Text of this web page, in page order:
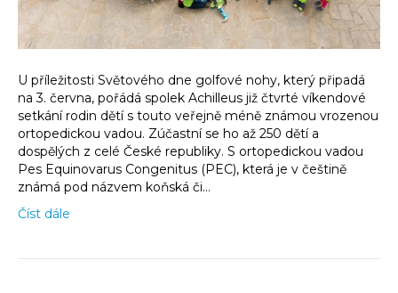
U příležitosti Světového dne golfové nohy, který připadá
na 3. června, pořádá spolek Achilleus již čtvrté víkendové
setkání rodin dětí s touto veřejně méně známou vrozenou
ortopedickou vadou. Zúčastní se ho až 250 dětí a
dospělých z celé České republiky. S ortopedickou vadou
Pes Equinovarus Congenitus (PEC), která je v češtině
známá pod názvem koňská či…
Číst dále